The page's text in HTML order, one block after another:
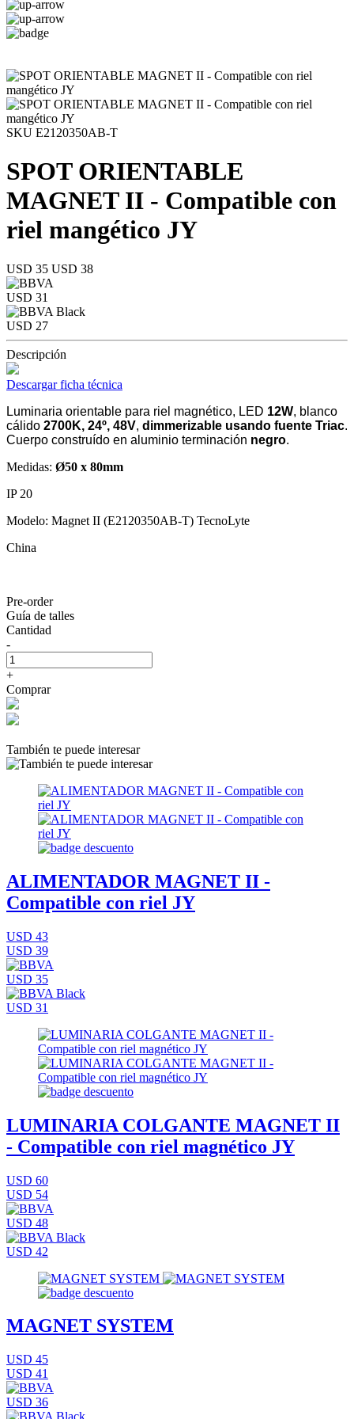
SKU E2120350AB-T
SPOT ORIENTABLE
MAGNET II - Compatible con
riel mangético JY
USD 35 USD 38
USD 31
USD 27
Descripción
Descargar ficha técnica
Luminaria orientable para riel magnético, LED 12W, blanco
cálido 2700K, 24º, 48V, dimmerizable usando fuente Triac.
Cuerpo construído en aluminio terminación negro.
Medidas: Ø50 x 80mm
IP 20
Modelo: Magnet II (E2120350AB-T) TecnoLyte
China
Pre-order
Guía de talles
Cantidad
-
+
Comprar
También te puede interesar
ALIMENTADOR MAGNET II -
Compatible con riel JY
USD 43
USD 39
USD 35
USD 31
LUMINARIA COLGANTE MAGNET II
- Compatible con riel magnético JY
USD 60
USD 54
USD 48
USD 42
MAGNET SYSTEM
USD 45
USD 41
USD 36